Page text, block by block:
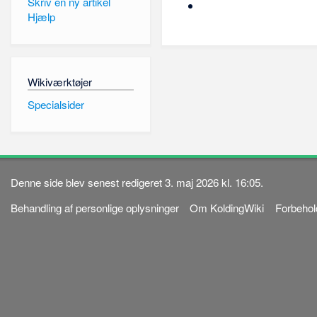
Hjælp
Wikiværktøjer
Specialsider
Denne side blev senest redigeret 3. maj 2026 kl. 16:05.
Behandling af personlige oplysninger
Om KoldingWiki